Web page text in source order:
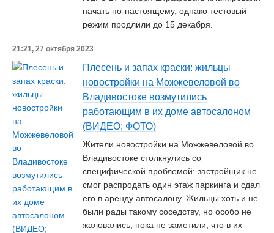
начать по-настоящему, однако тестовый
режим продлили до 15 декабря.
21:21, 27 октября 2023
Плесень и запах краски: жильцы
новостройки на Можжевеловой во
Владивостоке возмутились
работающим в их доме автосалоном
(ВИДЕО; ФОТО)
Жители новостройки на Можжевеловой во
Владивостоке столкнулись со
специфической проблемой: застройщик не
смог распродать один этаж паркинга и сдал
его в аренду автосалону. Жильцы хоть и не
были рады такому соседству, но особо не
жаловались, пока не заметили, что в их